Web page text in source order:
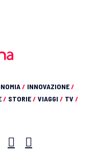
/ INNOVAZIONE/
/ STORIE/ VIAGGI / TV /